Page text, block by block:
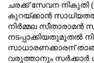
ചരക്ക് സേവന നികുതി
കുറയ്ക്കാൻ
നിർമ്മല സീതാരാമൻ
നടപ്പാക്കിയതുമുതൽ
സാധാരണക്കാരന്
വരുത്താനും സർക്കാർ